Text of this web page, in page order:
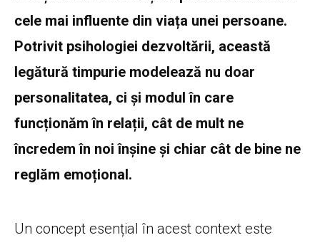
cele mai influente din viața unei persoane.
Potrivit psihologiei dezvoltării, această
legătură timpurie modelează nu doar
personalitatea, ci și modul în care
funcționăm în relații, cât de mult ne
încredem în noi înșine și chiar cât de bine ne
reglăm emoțional.
Un concept esențial în acest context este